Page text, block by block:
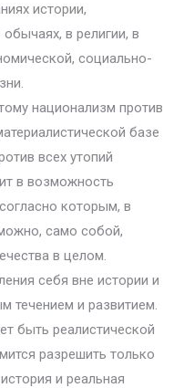
истории,
в религии, в
социально-
национализм против
базе
всех утопий
в возможность
которым, в
само собой,
в целом.
себя вне истории и
течением и развитием.
быть реалистической
разрешить только
и реальная